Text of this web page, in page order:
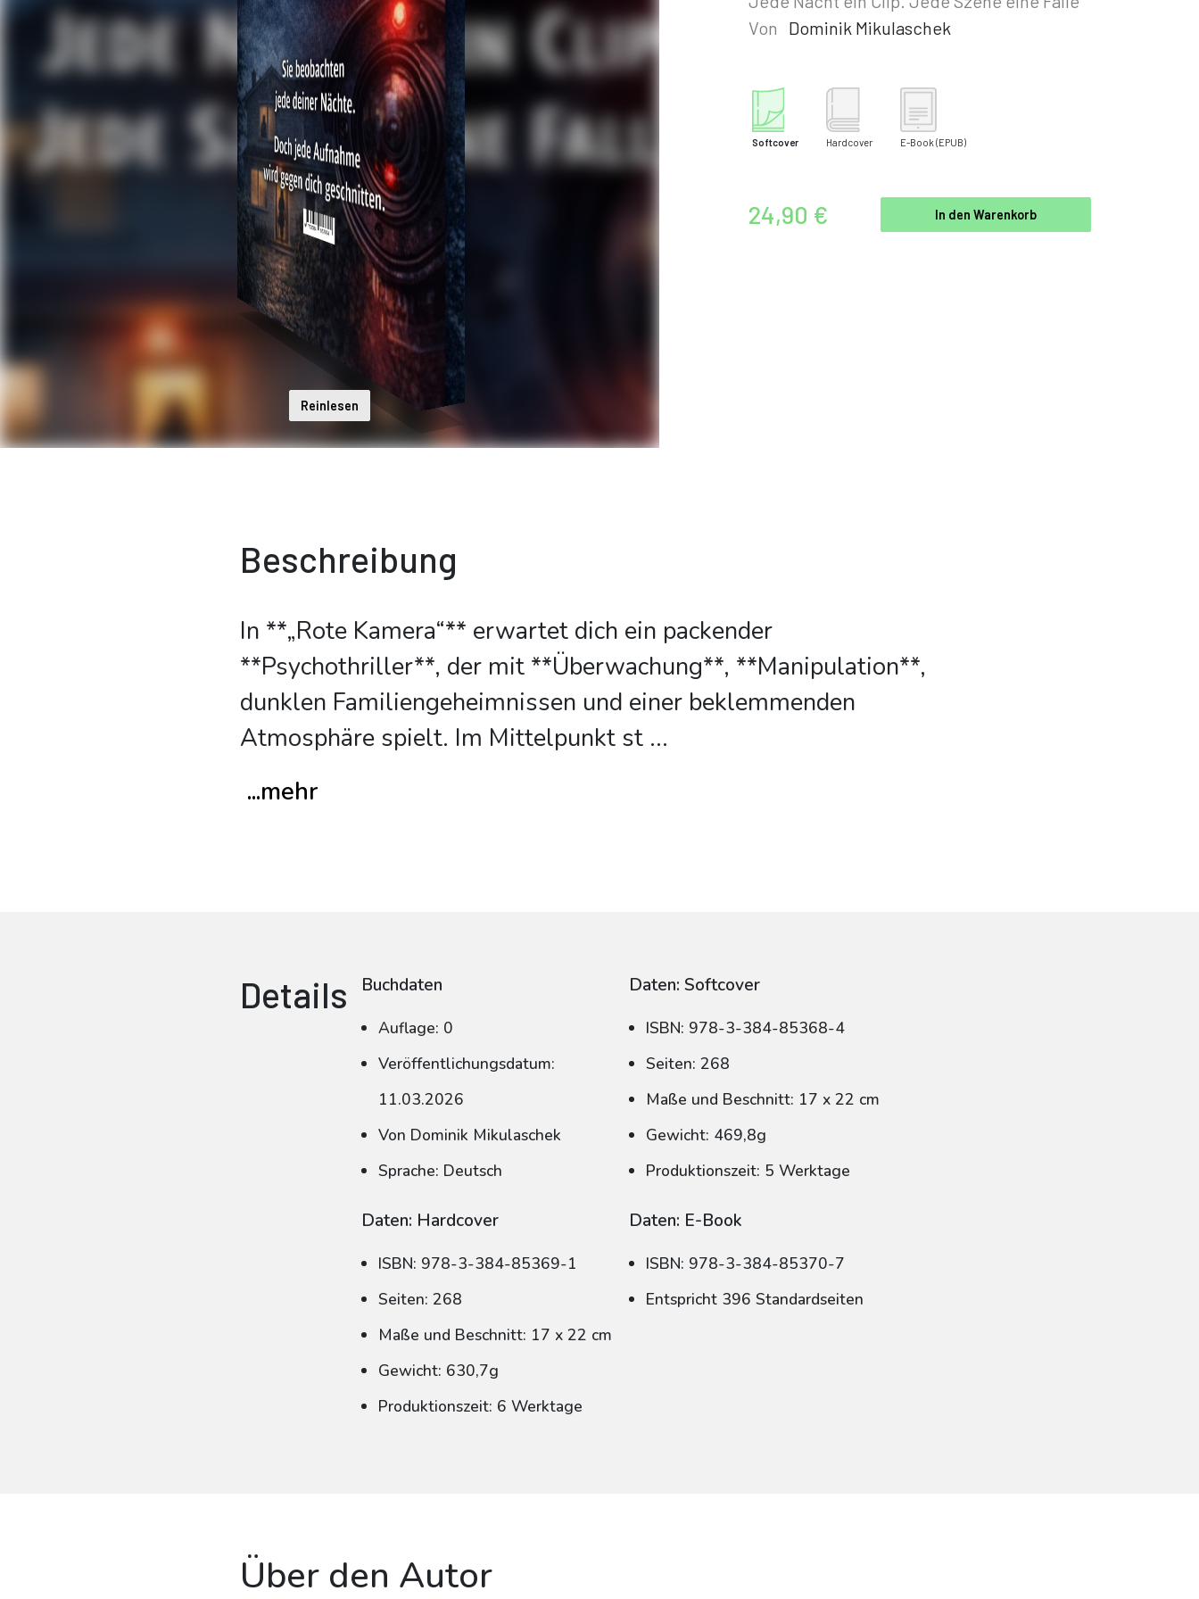
Reinlesen
Von
Dominik Mikulaschek
Softcover Hardcover E-Book (EPUB)
24,90 € In den Warenkorb
Beschreibung
In **„Rote Kamera“** erwartet dich ein packender
**Psychothriller**, der mit **Überwachung**, **Manipulation**,
dunklen Familiengeheimnissen und einer beklemmenden
Atmosphäre spielt. Im Mittelpunkt st...
...mehr
Details Buchdaten
Auflage: 0
Veröffentlichungsdatum:
11.03.2026
Von Dominik Mikulaschek
Sprache: Deutsch
Daten: Softcover
ISBN: 978-3-384-85368-4
Seiten: 268
Maße und Beschnitt: 17 x 22 cm
Gewicht: 469,8g
Produktionszeit: 5 Werktage
Daten: Hardcover
ISBN: 978-3-384-85369-1
Seiten: 268
Maße und Beschnitt: 17 x 22 cm
Gewicht: 630,7g
Produktionszeit: 6 Werktage
Daten: E-Book
ISBN: 978-3-384-85370-7
Entspricht 396 Standardseiten
Über den Autor